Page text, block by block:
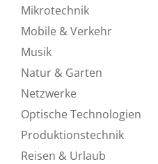
Mikrotechnik
Mobile & Verkehr
Musik
Natur & Garten
Netzwerke
Optische Technologien
Produktionstechnik
Reisen & Urlaub